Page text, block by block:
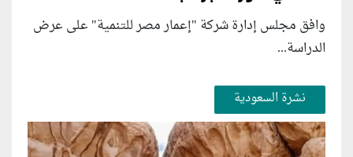
وافق مجلس إدارة شركة "إعمار مصر للتنمية" على عرض
الدراسة...
نشرة السعودية